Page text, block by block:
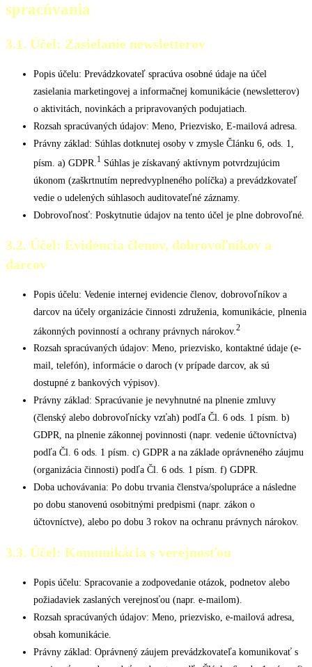
spracúvania
3.1. Účel: Zasielanie newsletterov
Popis účelu: Prevádzkovateľ spracúva osobné údaje na účel
zasielania marketingovej a informačnej komunikácie (newsletterov)
o aktivitách, novinkách a pripravovaných podujatiach.
Rozsah spracúvaných údajov: Meno, Priezvisko, E-mailová adresa.
Právny základ: Súhlas dotknutej osoby v zmysle Článku 6, ods. 1,
písm. a) GDPR. 1 Súhlas je získavaný aktívnym potvrdzujúcim
úkonom (zaškrtnutím nepredvyplneného políčka) a prevádzkovateľ
vedie o udelených súhlasoch auditovateľné záznamy.
Dobrovoľnosť: Poskytnutie údajov na tento účel je plne dobrovoľné.
3.2. Účel: Evidencia členov, dobrovoľníkov a
darcov
Popis účelu: Vedenie internej evidencie členov, dobrovoľníkov a
darcov na účely organizácie činnosti združenia, komunikácie, plnenia
zákonných povinností a ochrany právnych nárokov. 2
Rozsah spracúvaných údajov: Meno, priezvisko, kontaktné údaje (e-
mail, telefón), informácie o daroch (v prípade darcov, ak sú
dostupné z bankových výpisov).
Právny základ: Spracúvanie je nevyhnutné na plnenie zmluvy
(členský alebo dobrovoľnícky vzťah) podľa Čl. 6 ods. 1 písm. b)
GDPR, na plnenie zákonnej povinnosti (napr. vedenie účtovníctva)
podľa Čl. 6 ods. 1 písm. c) GDPR a na základe oprávneného záujmu
(organizácia činnosti) podľa Čl. 6 ods. 1 písm. f) GDPR.
Doba uchovávania: Po dobu trvania členstva/spolupráce a následne
po dobu stanovenú osobitnými predpismi (napr. zákon o
účtovníctve), alebo po dobu 3 rokov na ochranu právnych nárokov.
3.3. Účel: Komunikácia s verejnosťou
Popis účelu: Spracovanie a zodpovedanie otázok, podnetov alebo
požiadaviek zaslaných verejnosťou (napr. e-mailom).
Rozsah spracúvaných údajov: Meno, priezvisko, e-mailová adresa,
obsah komunikácie.
Právny základ: Oprávnený záujem prevádzkovateľa komunikovať s